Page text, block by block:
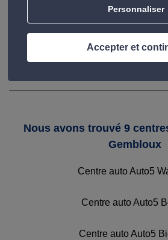
Nous avons trouvé 9
Gembloux
Centre auto Auto5
Centre auto Auto5
Centre auto Auto5
Personnaliser
Accepter et